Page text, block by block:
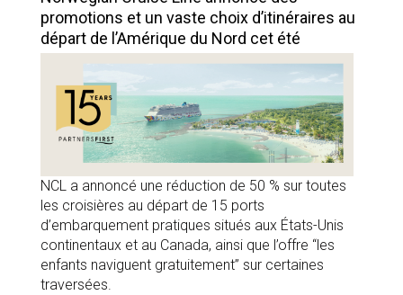
promotions et un vaste choix d’itinéraires au
départ de l’Amérique du Nord cet été
NCL a annoncé une réduction de 50 % sur toutes
les croisières au départ de 15 ports
d’embarquement pratiques situés aux États-Unis
continentaux et au Canada, ainsi que l’offre “les
enfants naviguent gratuitement” sur certaines
traversées.